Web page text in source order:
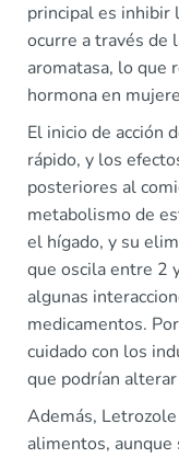
principal es inhibir
ocurre a través de
aromatasa, lo que
hormona en
El inicio de acción
rápido, y los
posteriores al
metabolismo de
el hígado, y su
que oscila entre 2
algunas
medicamentos.
cuidado con los
que podrían alterar
Además,
alimentos,